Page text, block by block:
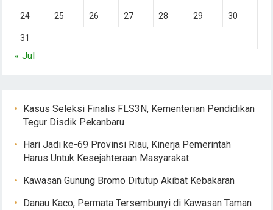
24 25 26 27 28 29 30
31
« Jul
Kasus Seleksi Finalis FLS3N, Kementerian Pendidikan
Tegur Disdik Pekanbaru
Hari Jadi ke-69 Provinsi Riau, Kinerja Pemerintah
Harus Untuk Kesejahteraan Masyarakat
Kawasan Gunung Bromo Ditutup Akibat Kebakaran
Danau Kaco, Permata Tersembunyi di Kawasan Taman